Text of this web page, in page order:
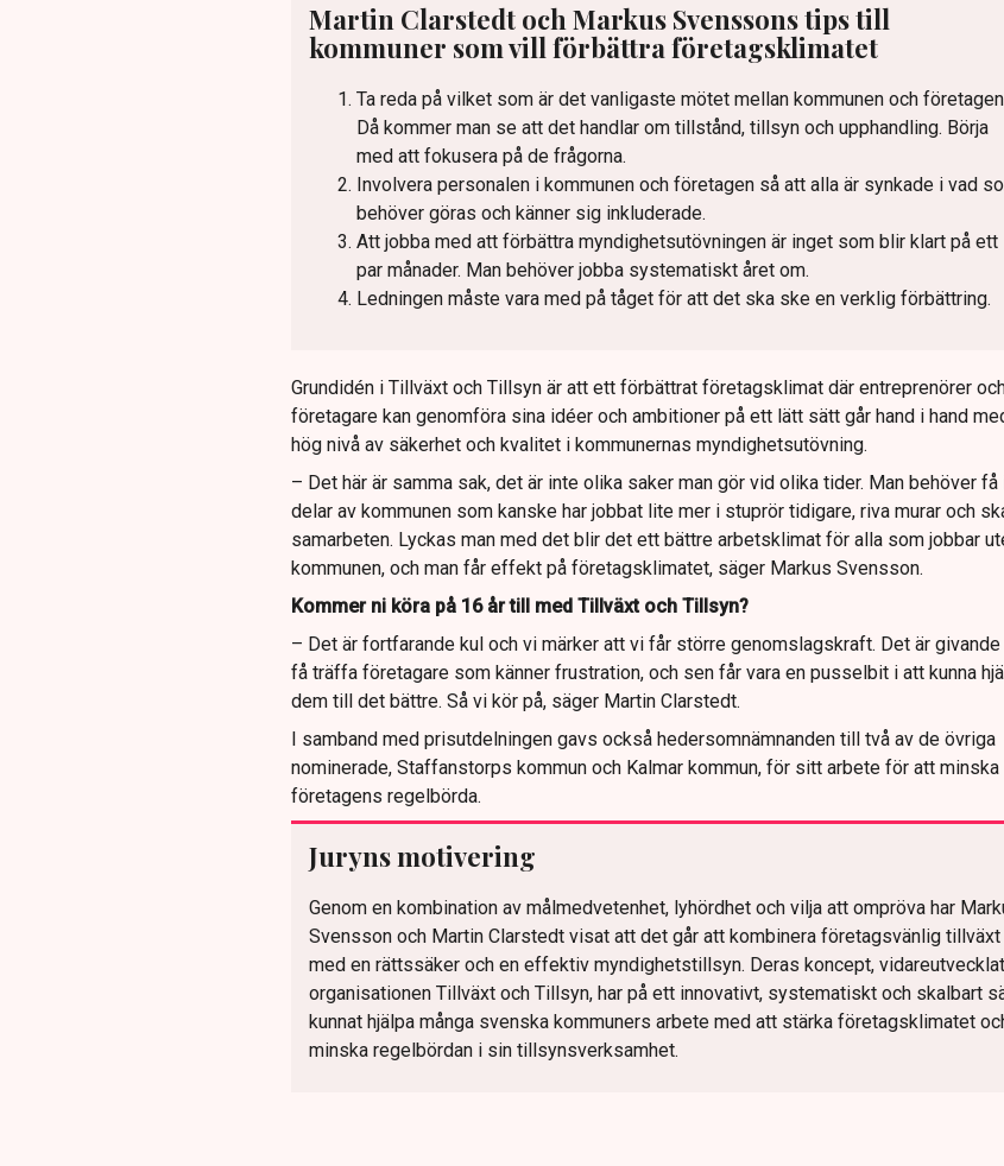
Martin Clarstedt och Markus Svenssons tips till
kommuner som vill förbättra företagsklimatet
Ta reda på vilket som är det vanligaste mötet mellan kommunen och
Då kommer man se att det handlar om tillstånd, tillsyn och upphandling. Börja
med att fokusera på de frågorna.
Involvera personalen i kommunen och företagen så att alla är synkade i vad
behöver göras och känner sig inkluderade.
Att jobba med att förbättra myndighetsutövningen är inget som blir klart på ett
par månader. Man behöver jobba systematiskt året om.
Ledningen måste vara med på tåget för att det ska ske en verklig förbättring.
Grundidén i Tillväxt och Tillsyn är att ett förbättrat företagsklimat där entreprenörer
företagare kan genomföra sina idéer och ambitioner på ett lätt sätt går hand i hand
hög nivå av säkerhet och kvalitet i kommunernas myndighetsutövning.
– Det här är samma sak, det är inte olika saker man gör vid olika tider. Man behöver få
delar av kommunen som kanske har jobbat lite mer i stuprör tidigare, riva murar och
samarbeten. Lyckas man med det blir det ett bättre arbetsklimat för alla som jobbar
kommunen, och man får effekt på företagsklimatet, säger Markus Svensson.
Kommer ni köra på 16 år till med Tillväxt och Tillsyn?
– Det är fortfarande kul och vi märker att vi får större genomslagskraft. Det är
få träffa företagare som känner frustration, och sen får vara en pusselbit i att kunna
dem till det bättre. Så vi kör på, säger Martin Clarstedt.
I samband med prisutdelningen gavs också hedersomnämnanden till två av de övriga
nominerade, Staffanstorps kommun och Kalmar kommun, för sitt arbete för att minska
företagens regelbörda.
Juryns motivering
Genom en kombination av målmedvetenhet, lyhördhet och vilja att ompröva har
Svensson och Martin Clarstedt visat att det går att kombinera företagsvänlig tillväxt
med en rättssäker och en effektiv myndighetstillsyn. Deras koncept,
organisationen Tillväxt och Tillsyn, har på ett innovativt, systematiskt och skalbart
kunnat hjälpa många svenska kommuners arbete med att stärka företagsklimatet
minska regelbördan i sin tillsynsverksamhet.